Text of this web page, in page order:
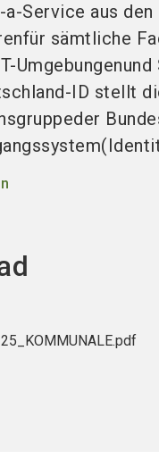
Service aus
sämtliche
ID stellt